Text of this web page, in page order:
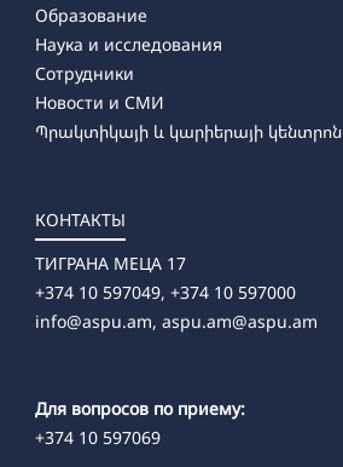
Образование
Наука и исследования
Сотрудники
Новости и СМИ
Պրակտիկայի և կարիերայի կենտրոն
КОНТАКТЫ
ТИГРАНА МЕЦА 17
+374 10 597049, +374 10 597000
info@aspu.am, aspu.am@aspu.am
Для вопросов по приему:
+374 10 597069